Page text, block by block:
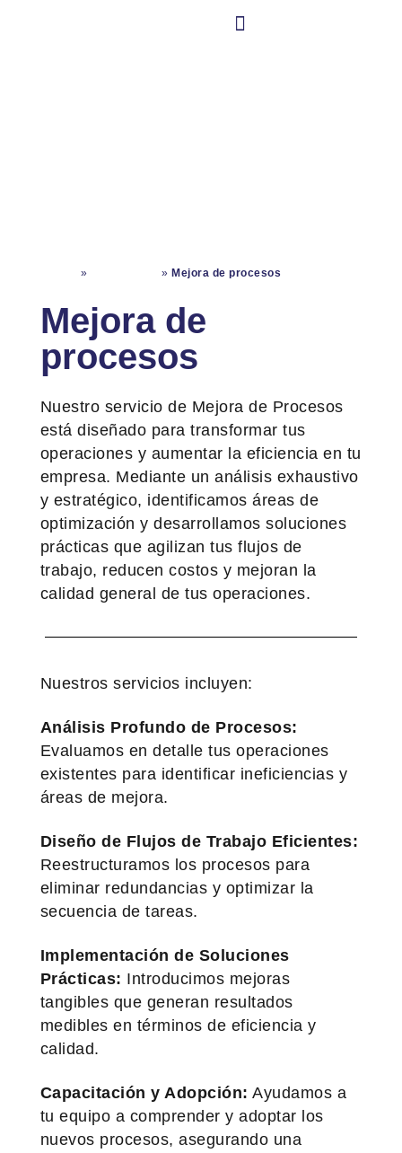
» » Mejora de procesos
Mejora de
procesos
Nuestro servicio de Mejora de Procesos
está diseñado para transformar tus
operaciones y aumentar la eficiencia en tu
empresa. Mediante un análisis exhaustivo
y estratégico, identificamos áreas de
optimización y desarrollamos soluciones
prácticas que agilizan tus flujos de
trabajo, reducen costos y mejoran la
calidad general de tus operaciones.
Nuestros servicios incluyen:
Análisis Profundo de Procesos:
Evaluamos en detalle tus operaciones
existentes para identificar ineficiencias y
áreas de mejora.
Diseño de Flujos de Trabajo Eficientes:
Reestructuramos los procesos para
eliminar redundancias y optimizar la
secuencia de tareas.
Implementación de Soluciones
Prácticas: Introducimos mejoras
tangibles que generan resultados
medibles en términos de eficiencia y
calidad.
Capacitación y Adopción: Ayudamos a
tu equipo a comprender y adoptar los
nuevos procesos, asegurando una